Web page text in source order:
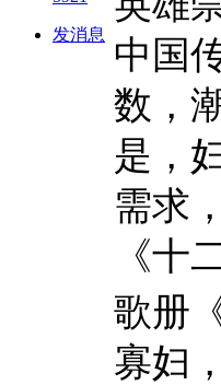
发消息
中国
数，
是，
需求
《十
歌册
寡妇